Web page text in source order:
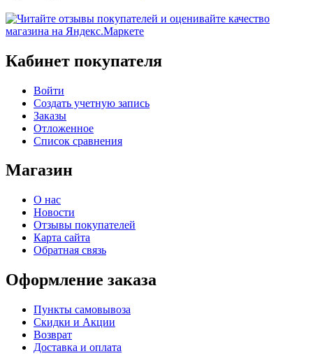
Кабинет покупателя
Войти
Создать учетную запись
Заказы
Отложенное
Список сравнения
Магазин
О нас
Новости
Отзывы покупателей
Карта сайта
Обратная связь
Оформление заказа
Пункты самовывоза
Скидки и Акции
Возврат
Доставка и оплата